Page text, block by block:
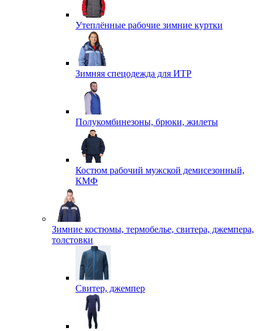
Утеплённые рабочие зимние куртки
Зимняя спецодежда для ИТР
Полукомбинезоны, брюки, жилеты
Костюм рабочий мужской демисезонный,
КМФ
Зимние костюмы, термобелье, свитера, джемпера,
толстовки
Свитер, джемпер